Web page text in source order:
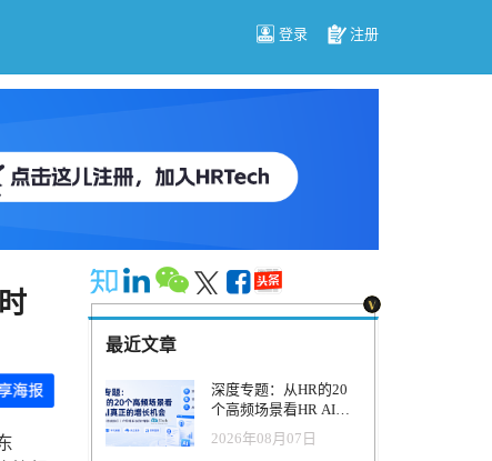
登录 注册
最近文章
深度专题：从HR的20
个高频场景看HR AI真
正的增长机会
2026年08月07日